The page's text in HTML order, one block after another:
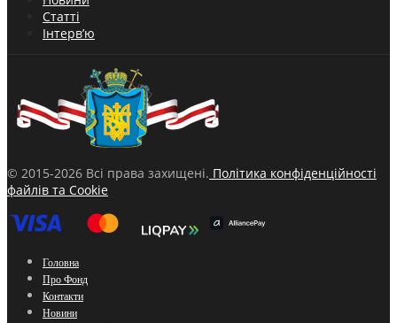
Статті
Інтерв’ю
© 2015-2026 Всі права захищені. Політика конфіденційності
файлів та Cookie
Головна
Про Фонд
Контакти
Новини